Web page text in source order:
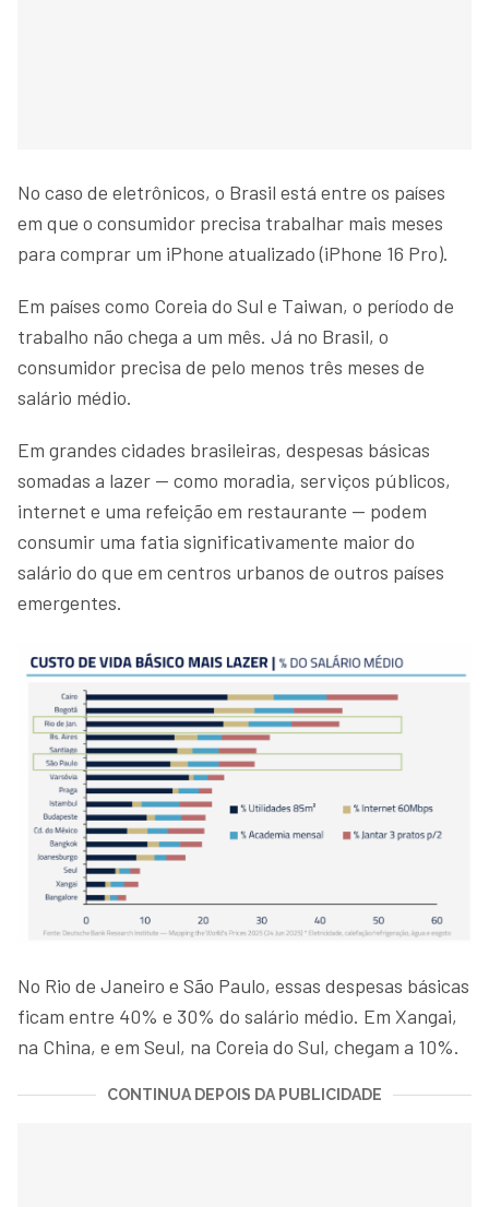
No caso de eletrônicos, o Brasil está entre os países
em que o consumidor precisa trabalhar mais meses
para comprar um iPhone atualizado (iPhone 16 Pro).
Em países como Coreia do Sul e Taiwan, o período de
trabalho não chega a um mês. Já no Brasil, o
consumidor precisa de pelo menos três meses de
salário médio.
Em grandes cidades brasileiras, despesas básicas
somadas a lazer — como moradia, serviços públicos,
internet e uma refeição em restaurante — podem
consumir uma fatia significativamente maior do
salário do que em centros urbanos de outros países
emergentes.
No Rio de Janeiro e São Paulo, essas despesas básicas
ficam entre 40% e 30% do salário médio. Em Xangai,
na China, e em Seul, na Coreia do Sul, chegam a 10%.
CONTINUA DEPOIS DA PUBLICIDADE